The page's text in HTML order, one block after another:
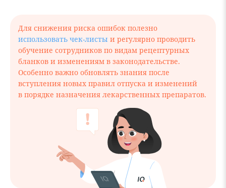
Для снижения риска ошибок полезно
использовать чек-листы и регулярно проводить
обучение сотрудников по видам рецептурных
бланков и изменениям в законодательстве.
Особенно важно обновлять знания после
вступления новых правил отпуска и изменений
в порядке назначения лекарственных препаратов.